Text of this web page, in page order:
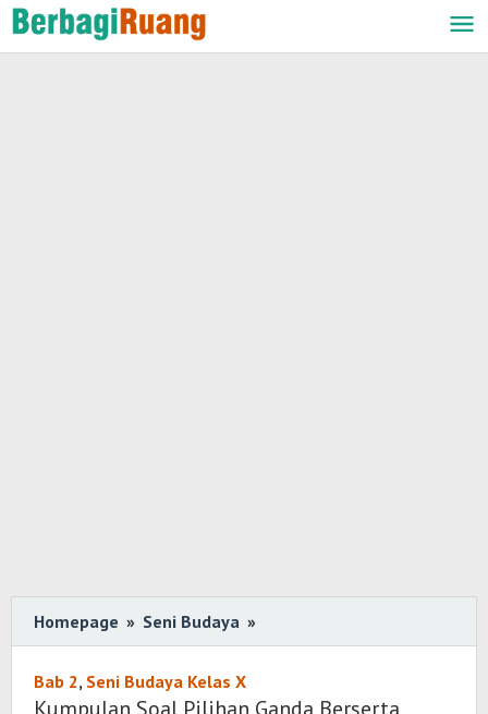
Lewati
ke
Homepage » Seni Budaya »
Soal
Ganda
Bab 2, Seni Budaya Kelas X